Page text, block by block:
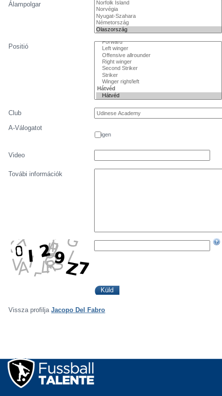
Álampolgar
Positió
Club
A-Válogatot
igen
Video
Továbi információk
Vissza profilja Jacopo Del Fabro